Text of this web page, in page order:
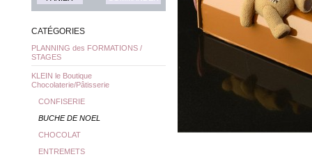
CATÉGORIES
PLANNING des FORMATIONS /
STAGES
KLEIN le Boutique
Chocolaterie/Pâtisserie
CONFISERIE
BUCHE DE NOEL
CHOCOLAT
ENTREMETS